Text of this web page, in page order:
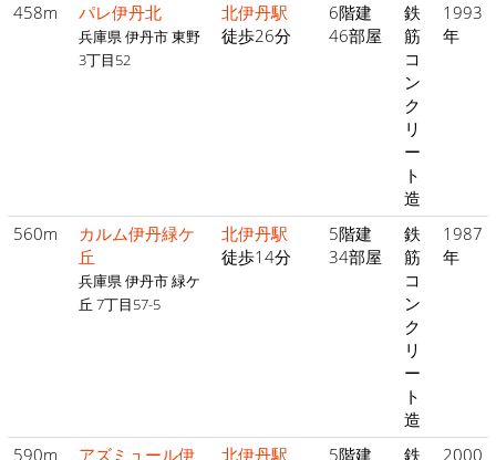
458m パレ伊丹北
兵庫県 伊丹市 東野
3丁目52
北伊丹駅
徒歩26分
6階建
46部屋
鉄
筋
コ
ン
ク
リ
ー
ト
造
1993
年
560m
カルム伊丹緑ケ
丘
兵庫県 伊丹市 緑ケ
丘 7丁目57-5
北伊丹駅
徒歩14分
5階建
34部屋
鉄
筋
コ
ン
ク
リ
ー
ト
造
1987
年
590m アズミュール伊 北伊丹駅 5階建 鉄 2000